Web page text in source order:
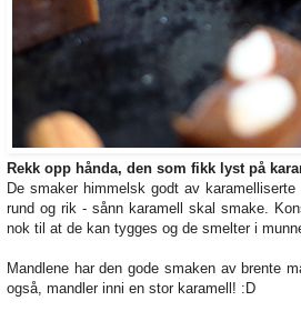
Rekk opp hånda, den som fikk lyst på
De smaker himmelsk godt av
rund og rik - sånn karamell skal smake.
nok til at de kan tygges og de smelter i
Mandlene har den gode smaken av brente
også, mandler inni en stor karamell! :D